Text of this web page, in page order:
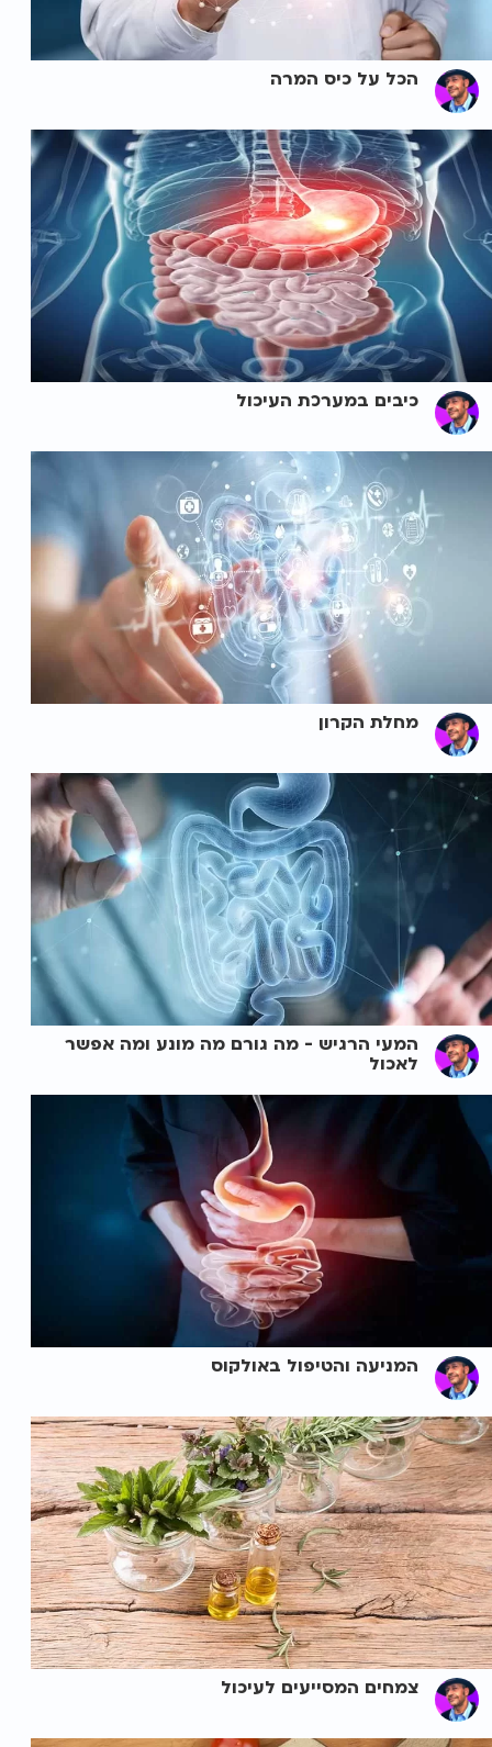
הכל על כיס המרה
כיבים במערכת העיכול
מחלת הקרון
המעי הרגיש - מה גורם מה מונע ומה אפשר
לאכול
המניעה והטיפול באולקוס
צמחים המסייעים לעיכול